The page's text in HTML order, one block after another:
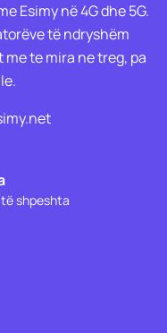
Esimy në 4G dhe 5G.
të ndryshëm
te mira ne treg, pa
shpeshta